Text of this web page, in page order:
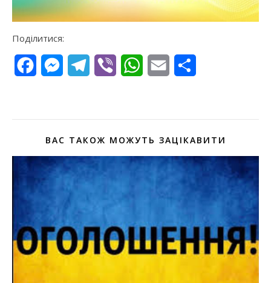
Поділитися:
FacebookMessengerTelegram
Viber WhatsApp
Email
ВАС ТАКОЖ МОЖУТЬ ЗАЦІКАВИТИ